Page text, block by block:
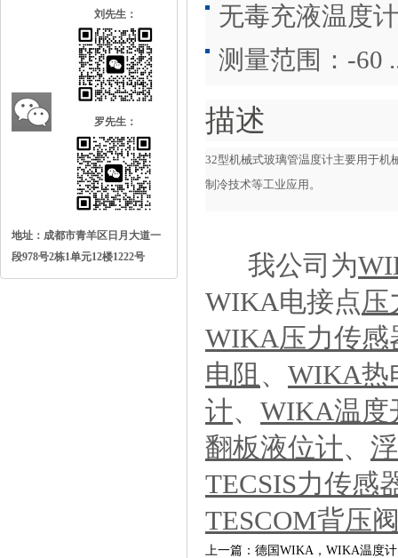
刘先生：
罗先生：
地址：成都市青羊区日月大道一
段978号2栋1单元12楼1222号
无毒充液温度计
测量范围：-
描述
32型机械式玻璃管温度计主要用于机
制冷技术等工业应用。
我公司为
WIKA电接点压
WIKA压力传感
电阻 、 WIKA热
计、 WIKA温度
翻板液位计、
TECSIS力传感
TESCOM背压
上一篇：德国WIKA，WIKA温度